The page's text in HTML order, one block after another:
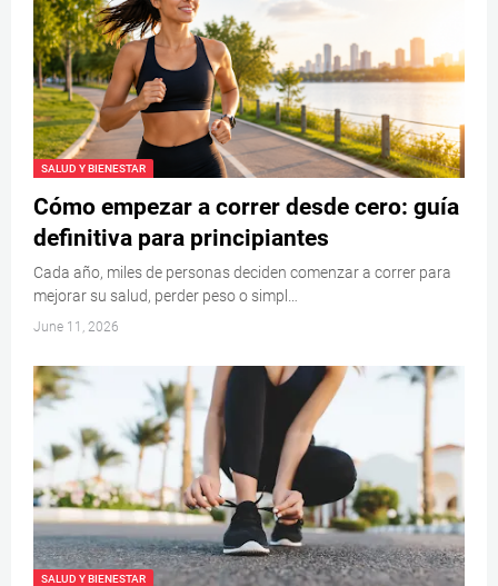
SALUD Y BIENESTAR
Cómo empezar a correr desde cero: guía
definitiva para principiantes
Cada año, miles de personas deciden comenzar a correr para
mejorar su salud, perder peso o simpl…
June 11, 2026
SALUD Y BIENESTAR